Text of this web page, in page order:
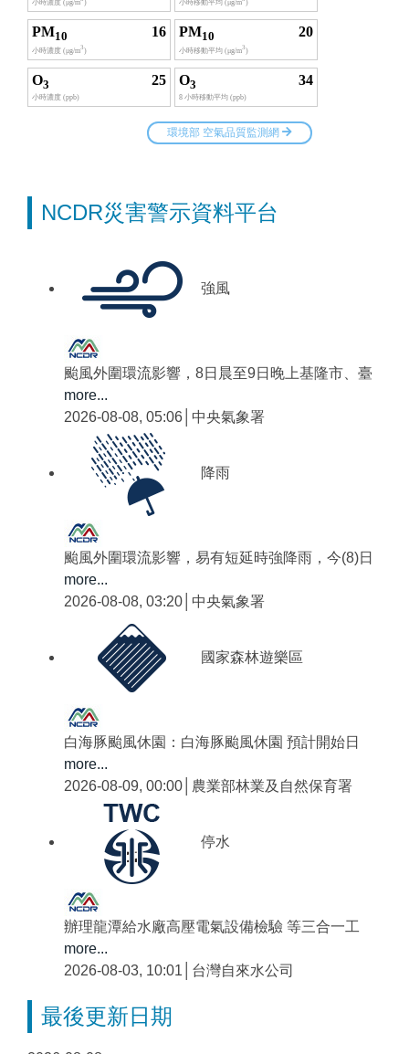
NCDR災害警示資料平台
強風
颱風外圍環流影響，8日晨至9日晚上基隆市、臺
more...
2026-08-08, 05:06│中央氣象署
降雨
颱風外圍環流影響，易有短延時強降雨，今(8)日
more...
2026-08-08, 03:20│中央氣象署
國家森林遊樂區
白海豚颱風休園：白海豚颱風休園 預計開始日
more...
2026-08-09, 00:00│農業部林業及自然保育署
停水
辦理龍潭給水廠高壓電氣設備檢驗 等三合一工
more...
2026-08-03, 10:01│台灣自來水公司
最後更新日期